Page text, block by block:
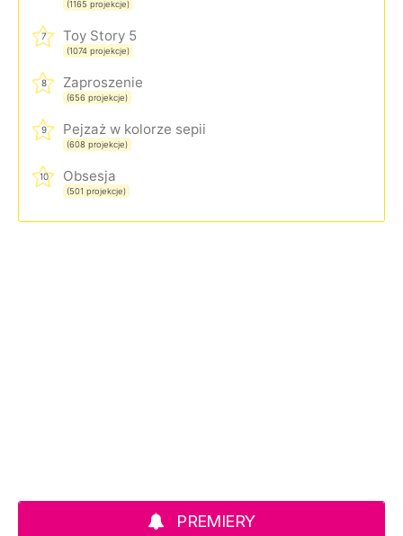
(1165 projekcje)
7 Toy Story 5
(1074 projekcje)
8 Zaproszenie
(656 projekcje)
9 Pejzaż w kolorze sepii
(608 projekcje)
10 Obsesja
(501 projekcje)
PREMIERY